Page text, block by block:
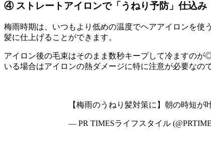
④ ストレートアイロンで「うねり予防」仕込み
梅雨時期は、いつもより低めの温度でヘアアイロンを使
髪に仕上げることができます。
アイロン後の毛束はそのまま数秒キープして冷ますの
いる場合はアイロンの熱ダメージに特に注意が必要な
【梅雨のうねり髪対策に】朝の時短
— PR TIMESライフスタイル